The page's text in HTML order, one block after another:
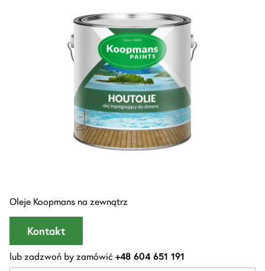
Oleje Koopmans na zewnątrz
Kontakt
lub zadzwoń by zamówić+48 604 651 191